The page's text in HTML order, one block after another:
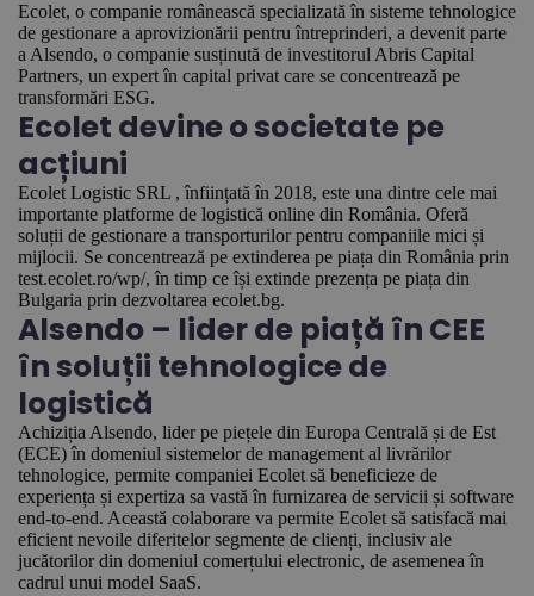
Ecolet, o companie românească specializată în sisteme tehnologice
de gestionare a aprovizionării pentru întreprinderi, a devenit parte
a Alsendo, o companie susținută de investitorul Abris Capital
Partners, un expert în capital privat care se concentrează pe
transformări ESG.
Ecolet devine o societate pe
acțiuni
Ecolet Logistic SRL , înființată în 2018, este una dintre cele mai
importante platforme de logistică online din România. Oferă
soluții de gestionare a transporturilor pentru companiile mici și
mijlocii. Se concentrează pe extinderea pe piața din România prin
test.ecolet.ro/wp/, în timp ce își extinde prezența pe piața din
Bulgaria prin dezvoltarea ecolet.bg.
Alsendo – lider de piață în CEE
în soluții tehnologice de
logistică
Achiziția Alsendo, lider pe piețele din Europa Centrală și de Est
(ECE) în domeniul sistemelor de management al livrărilor
tehnologice, permite companiei Ecolet să beneficieze de
experiența și expertiza sa vastă în furnizarea de servicii și software
end-to-end. Această colaborare va permite Ecolet să satisfacă mai
eficient nevoile diferitelor segmente de clienți, inclusiv ale
jucătorilor din domeniul comerțului electronic, de asemenea în
cadrul unui model SaaS.